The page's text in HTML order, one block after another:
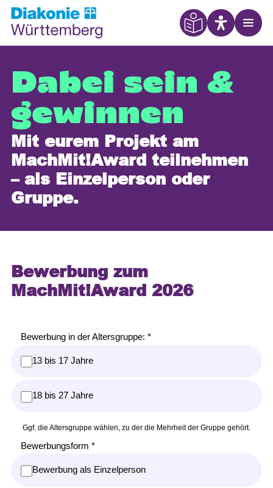
Eye Able
Dabei sein &
gewinnen
Mit eurem Projekt am
MachMit!Award teilnehmen
– als Einzelperson oder
Gruppe.
Bewerbung zum
MachMit!Award 2026
Bewerbung in der Altersgruppe: *
13 bis 17 Jahre
18 bis 27 Jahre
Ggf. die Altersgruppe wählen, zu der die Mehrheit der Gruppe gehört.
Bewerbungsform *
Bewerbung als Einzelperson